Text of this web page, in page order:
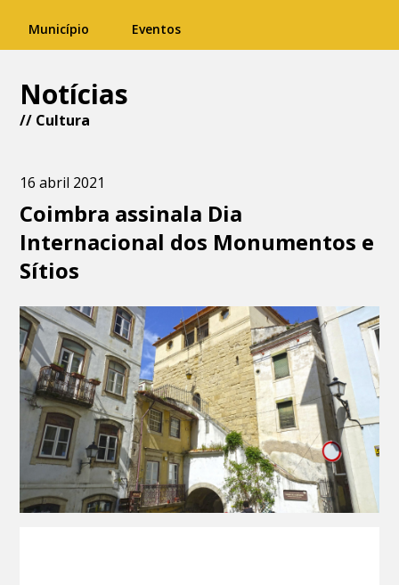
Município Eventos
Notícias
// Cultura
16 abril 2021
Coimbra assinala Dia
Internacional dos Monumentos e
Sítios